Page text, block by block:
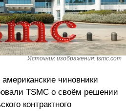
Источник изображения: tsmc.com
чиновники
TSMC о своём решении
контрактного